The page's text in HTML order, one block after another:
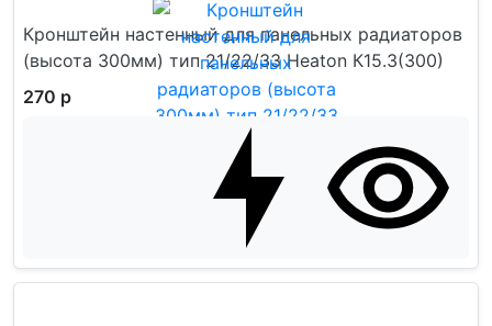
Кронштейн настенный для панельных радиаторов
(высота 300мм) тип 21/22/33 Heaton К15.3(300)
270 р